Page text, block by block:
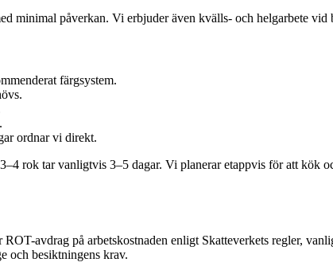
minimal påverkan. Vi erbjuder även kvälls- och helgarbete vid
färgsystem.
ordnar vi direkt.
rok tar vanligtvis 3–5 dagar. Vi planerar etappvis för att kök
avdrag på arbetskostnaden enligt Skatteverkets regler,
och besiktningens krav.